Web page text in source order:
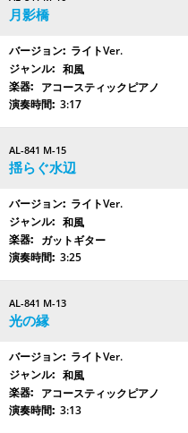
月影橋
ライトVer.
和風
アコースティックピアノ
3:17
AL-841 M-15
揺らぐ水辺
ライトVer.
和風
ガットギター
3:25
AL-841 M-13
光の縁
ライトVer.
和風
アコースティックピアノ
3:13